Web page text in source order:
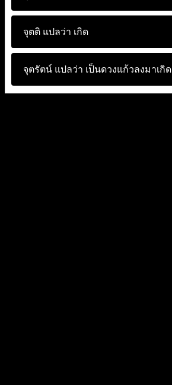
จุตติ แปลว่า เกิด
จุตรัตน์ แปลว่า เป็นดวงแก้วลงมาเกิด